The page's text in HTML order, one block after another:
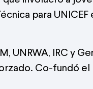
para
UNRWA, IRC y
Co-fundó